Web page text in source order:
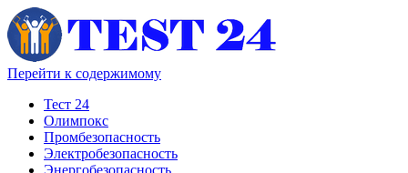
Перейти к содержимому
Тест 24
Олимпокс
Промбезопасность
Электробезопасность
Энергобезопасность